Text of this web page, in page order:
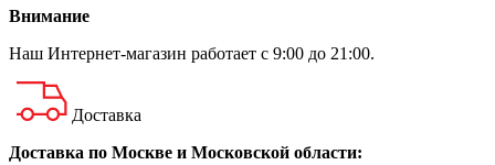
Внимание
Наш Интернет-магазин работает с 9:00 до 21:00.
Доставка
Доставка по Москве и Московской области: